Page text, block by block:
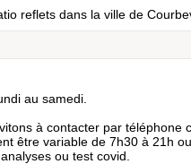
reflets dans la ville de
au samedi.
à contacter par téléphone
être variable de 7h30 à 21h
ou test covid.